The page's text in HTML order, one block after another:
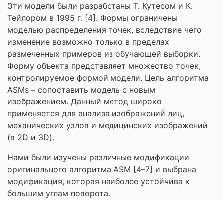
Эти модели были разработаны Т. Кутесом и К.
Тейлором в 1995 г. [4]. Формы ограничены
моделью распределения точек, вследствие чего
изменение возможно только в пределах
размеченных примеров из обучающей выборки.
Форму объекта представляет множество точек,
контролируемое формой модели. Цель алгоритма
ASMs – сопоставить модель с новым
изображением. Данный метод широко
применяется для анализа изображений лиц,
механических узлов и медицинских изображений
(в 2D и 3D).
Нами были изучены различные модификации
оригинального алгоритма ASM [4–7] и выбрана
модификация, которая наиболее устойчива к
большим углам поворота.